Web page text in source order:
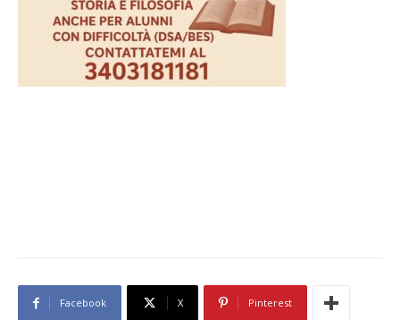
Facebook X Pinterest